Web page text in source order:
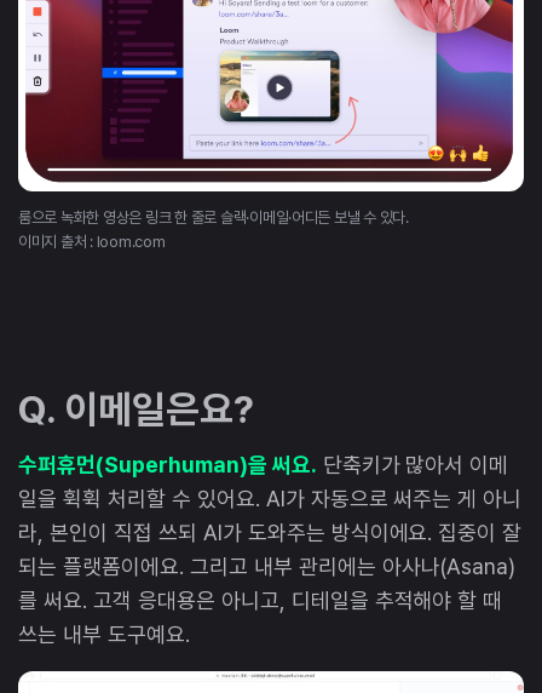
룸으로 녹화한 영상은 링크 한 줄로 슬랙·이메일·어디든 보낼 수 있다.
이미지 출처 : loom.com
Q. 이메일은요?
수퍼휴먼(Superhuman)을 써요. 단축키가 많아서 이메
일을 휙휙 처리할 수 있어요. AI가 자동으로 써주는 게 아니
라, 본인이 직접 쓰되 AI가 도와주는 방식이에요. 집중이 잘
되는 플랫폼이에요. 그리고 내부 관리에는 아사나(Asana)
를 써요. 고객 응대용은 아니고, 디테일을 추적해야 할 때
쓰는 내부 도구예요.